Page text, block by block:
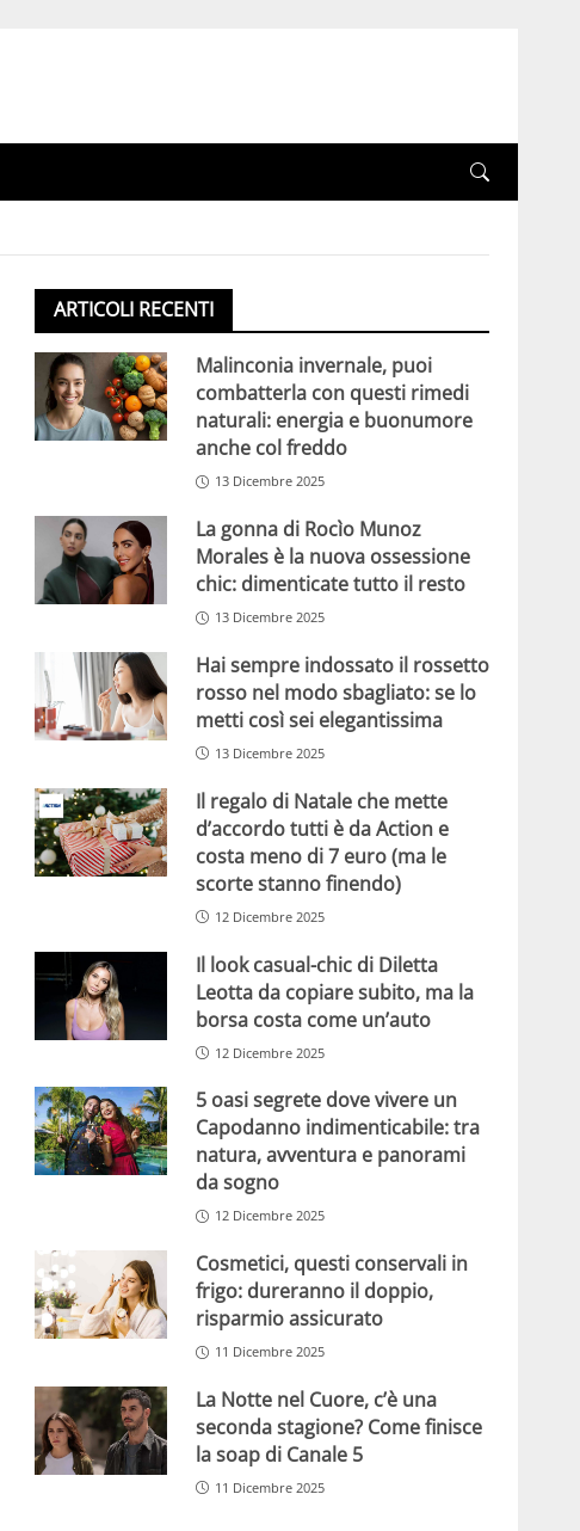
ARTICOLI RECENTI
Malinconia invernale, puoi
combatterla con questi rimedi
naturali: energia e buonumore
anche col freddo
13 Dicembre 2025
La gonna di Rocìo Munoz
Morales è la nuova ossessione
chic: dimenticate tutto il resto
13 Dicembre 2025
Hai sempre indossato il rossetto
rosso nel modo sbagliato: se lo
metti così sei elegantissima
13 Dicembre 2025
Il regalo di Natale che mette
d’accordo tutti è da Action e
costa meno di 7 euro (ma le
scorte stanno finendo)
12 Dicembre 2025
Il look casual-chic di Diletta
Leotta da copiare subito, ma la
borsa costa come un’auto
12 Dicembre 2025
5 oasi segrete dove vivere un
Capodanno indimenticabile: tra
natura, avventura e panorami
da sogno
12 Dicembre 2025
Cosmetici, questi conservali in
frigo: dureranno il doppio,
risparmio assicurato
11 Dicembre 2025
La Notte nel Cuore, c’è una
seconda stagione? Come finisce
la soap di Canale 5
11 Dicembre 2025